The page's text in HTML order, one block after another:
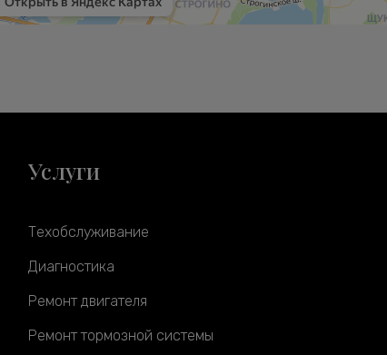
Услуги
Техобслуживание
Диагностика
Ремонт двигателя
Ремонт тормозной системы